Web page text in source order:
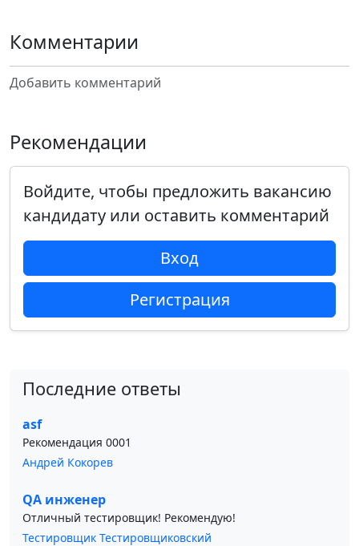
Комментарии
Добавить комментарий
Рекомендации
Войдите, чтобы предложить вакансию
кандидату или оставить комментарий
Вход
Регистрация
Последние ответы
asf
Рекомендация 0001
Андрей Кокорев
QA инженер
Отличный тестировщик! Рекомендую!
Тестировщик Тестировщиковский